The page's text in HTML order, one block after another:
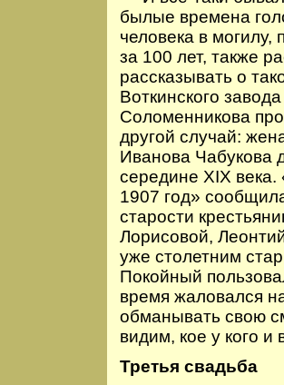
былые времена
человека в могилу,
за 100 лет, также
рассказывать о
Воткинского
Соломенникова
другой случай:
Иванова Чабукова
середине XIX века.
1907 год»
старости
Лорисовой,
уже столетним
Покойный
время жаловался
обманывать свою
видим, кое у кого и
Третья свадьба